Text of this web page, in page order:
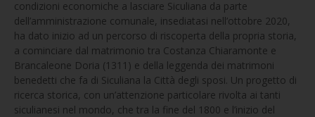
condizioni economiche a lasciare Siculiana da parte
dell’amministrazione comunale, insediatasi nell’ottobre 2020,
ha dato inizio ad un percorso di riscoperta della propria storia,
a cominciare dal matrimonio tra Costanza Chiaramonte e
Brancaleone Doria (1311) e della leggenda dei matrimoni
benedetti che fa di Siculiana la Città degli sposi. Un progetto di
ricerca storica, con un’attenzione particolare rivolta ai tanti
siculianesi nel mondo, che tra la fine del 1800 e l’inizio del